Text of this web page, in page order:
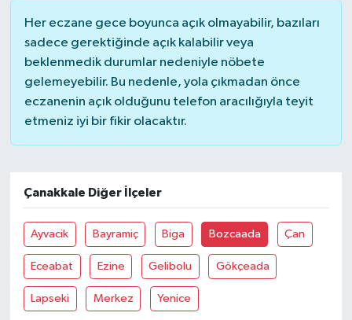
Her eczane gece boyunca açık olmayabilir, bazıları
sadece gerektiğinde açık kalabilir veya
beklenmedik durumlar nedeniyle nöbete
gelemeyebilir. Bu nedenle, yola çıkmadan önce
eczanenin açık olduğunu telefon aracılığıyla teyit
etmeniz iyi bir fikir olacaktır.
Çanakkale Diğer İlçeler
Ayvacik Bayramiç Biga Bozcaada Çan
Eceabat Ezine Gelibolu Gökçeada
Lapseki Merkez Yenice